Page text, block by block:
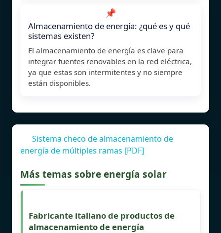
📌
Almacenamiento de energía: ¿qué es y qué
sistemas existen?
El almacenamiento de energía es clave para
integrar fuentes renovables en la red eléctrica,
ya que estas son intermitentes y no siempre
están disponibles.
Sistema checo de almacenamiento de
energía de múltiples ramas [PDF]
Más temas sobre energía solar
Fabricante italiano de productos de
almacenamiento de energía